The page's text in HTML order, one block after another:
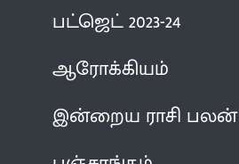
பட்ஜெட் 2023-24
ஆரோக்கியம்
இன்றைய ராசி பலன்